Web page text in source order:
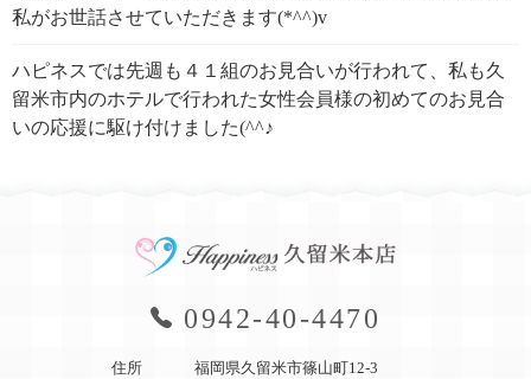
私がお世話させていただきます(*^^)v
ハピネスでは先週も４１組のお見合いが行われて、私も久
留米市内のホテルで行われた女性会員様の初めてのお見合
いの応援に駆け付けました(^^♪
0942-40-4470
住所
福岡県久留米市篠山町12-3